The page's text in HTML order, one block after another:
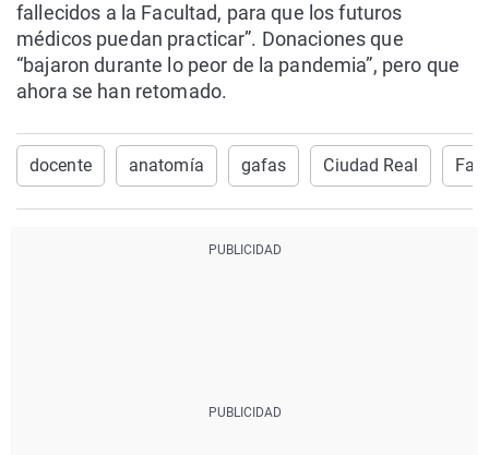
fallecidos a la Facultad, para que los futuros
médicos puedan practicar”. Donaciones que
“bajaron durante lo peor de la pandemia”, pero que
ahora se han retomado.
docente anatomía gafas Ciudad Real